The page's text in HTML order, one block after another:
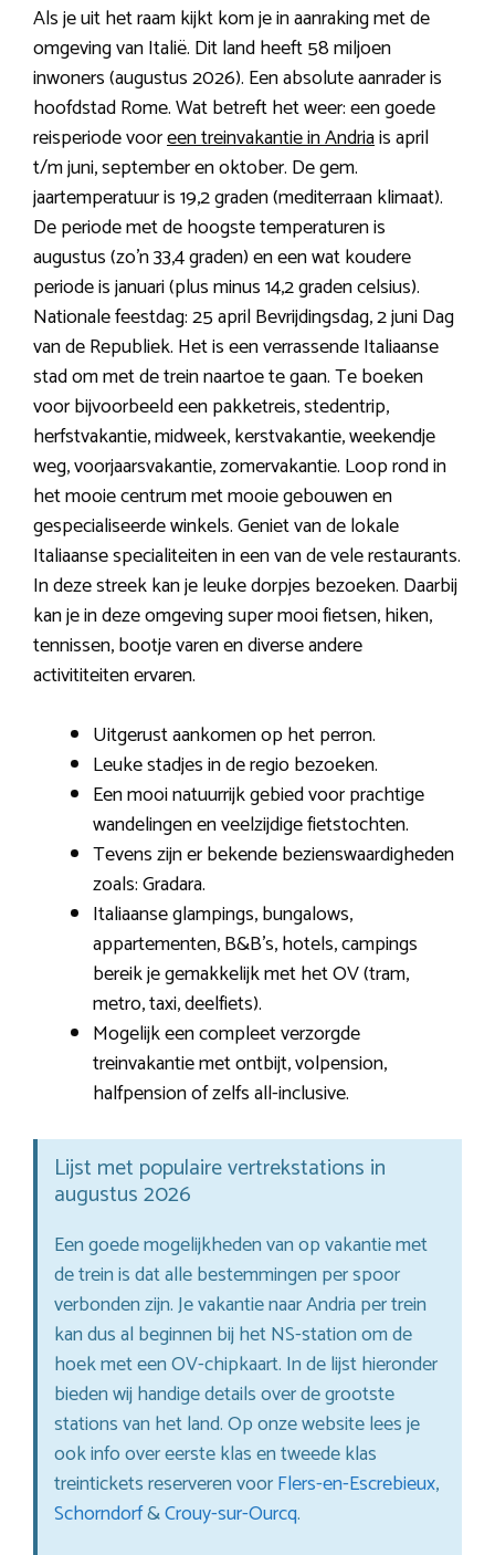
Als je uit het raam kijkt kom je in aanraking met de
omgeving van Italië. Dit land heeft 58 miljoen
inwoners (augustus 2026). Een absolute aanrader is
hoofdstad Rome. Wat betreft het weer: een goede
reisperiode vooreen treinvakantie in Andriais april
t/m juni, september en oktober. De gem.
jaartemperatuur is 19,2 graden (mediterraan klimaat).
De periode met de hoogste temperaturen is
augustus (zo’n 33,4 graden) en een wat koudere
periode is januari (plus minus 14,2 graden celsius).
Nationale feestdag: 25 april Bevrijdingsdag, 2 juni Dag
van de Republiek. Het is een verrassende Italiaanse
stad om met de trein naartoe te gaan. Te boeken
voor bijvoorbeeld een pakketreis, stedentrip,
herfstvakantie, midweek, kerstvakantie, weekendje
weg, voorjaarsvakantie, zomervakantie. Loop rond in
het mooie centrum met mooie gebouwen en
gespecialiseerde winkels. Geniet van de lokale
Italiaanse specialiteiten in een van de vele restaurants.
In deze streek kan je leuke dorpjes bezoeken. Daarbij
kan je in deze omgeving super mooi fietsen, hiken,
tennissen, bootje varen en diverse andere
activititeiten ervaren.
Uitgerust aankomen op het perron.
Leuke stadjes in de regio bezoeken.
Een mooi natuurrijk gebied voor prachtige
wandelingen en veelzijdige fietstochten.
Tevens zijn er bekende bezienswaardigheden
zoals: Gradara.
Italiaanse glampings, bungalows,
appartementen, B&B’s, hotels, campings
bereik je gemakkelijk met het OV (tram,
metro, taxi, deelfiets).
Mogelijk een compleet verzorgde
treinvakantie met ontbijt, volpension,
halfpension of zelfs all-inclusive.
Lijst met populaire vertrekstations in
augustus 2026
Een goede mogelijkheden van op vakantie met
de trein is dat alle bestemmingen per spoor
verbonden zijn. Je vakantie naar Andria per trein
kan dus al beginnen bij het NS-station om de
hoek met een OV-chipkaart. In de lijst hieronder
bieden wij handige details over de grootste
stations van het land. Op onze website lees je
ook info over eerste klas en tweede klas
treintickets reserveren voorFlers-en-Escrebieux,
Schorndorf&Crouy-sur-Ourcq.